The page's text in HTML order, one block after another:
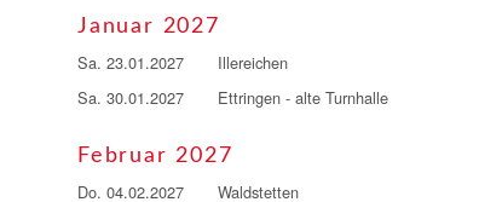
Januar 2027
Sa. 23.01.2027 Illereichen
Sa. 30.01.2027
Ettringen - alte Turnhalle
Februar 2027
Do. 04.02.2027 Waldstetten